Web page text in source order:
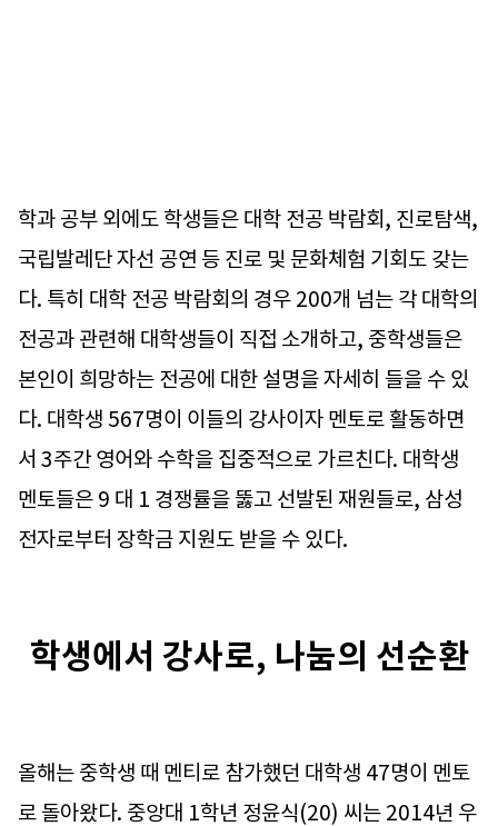
학과 공부 외에도 학생들은 대학 전공 박람회, 진로탐색,
국립발레단 자선 공연 등 진로 및 문화체험 기회도 갖는
다. 특히 대학 전공 박람회의 경우 200개 넘는 각 대학의
전공과 관련해 대학생들이 직접 소개하고, 중학생들은
본인이 희망하는 전공에 대한 설명을 자세히 들을 수 있
다. 대학생 567명이 이들의 강사이자 멘토로 활동하면
서 3주간 영어와 수학을 집중적으로 가르친다. 대학생
멘토들은 9 대 1 경쟁률을 뚫고 선발된 재원들로, 삼성
전자로부터 장학금 지원도 받을 수 있다.
학생에서 강사로, 나눔의 선순환
올해는 중학생 때 멘티로 참가했던 대학생 47명이 멘토
로 돌아왔다. 중앙대 1학년 정윤식(20) 씨는 2014년 우